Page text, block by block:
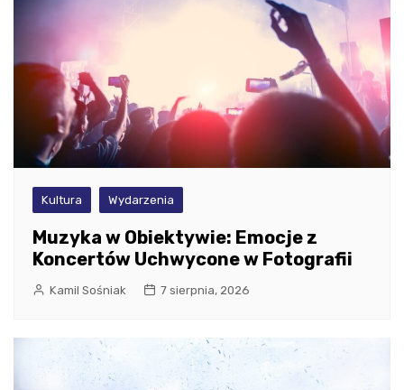
Kultura Wydarzenia
Muzyka w Obiektywie: Emocje z
Koncertów Uchwycone w Fotografii
Kamil Sośniak 7 sierpnia, 2026